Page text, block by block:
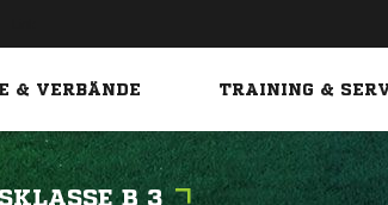
& VERBÄNDE TRAINING &
B 3